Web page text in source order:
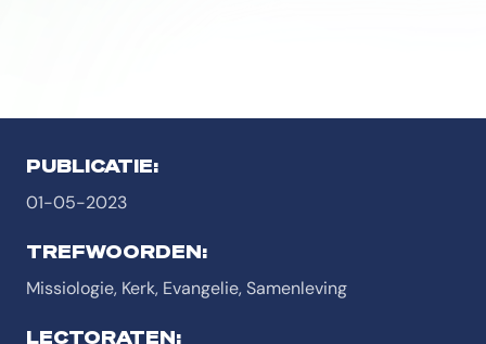
PUBLICATIE:
01-05-2023
TREFWOORDEN:
Missiologie, Kerk, Evangelie, Samenleving
LECTORATEN: